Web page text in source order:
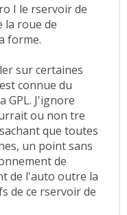
I le rservoir de
la roue de
forme.
sur certaines
connue du
GPL. J'ignore
ou non tre
que toutes
un point sans
de
de l'auto outre la
de ce rservoir de